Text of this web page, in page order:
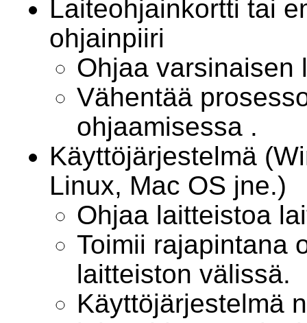
Laiteohjainkortti tai
ohjainpiiri
Ohjaa varsinaisen
Vähentää
ohjaamisessa .
Käyttöjärjestelmä
Linux, Mac OS jne.)
Ohjaa laitteistoa
Toimii rajapintana
laitteiston välissä.
Käyttöjärjestelmä